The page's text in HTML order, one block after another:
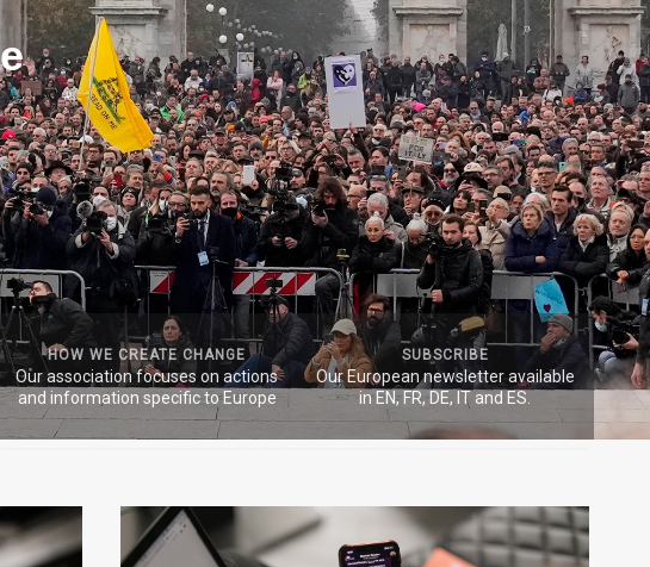
HOW WE CREATE CHANGE
Our association focuses on actions
and information specific to Europe
SUBSCRIBE
Our European newsletter available
in EN, FR, DE, IT and ES.